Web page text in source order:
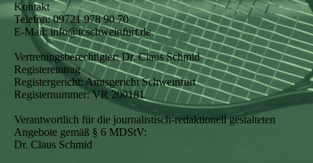
Kontakt
Telefon: 09721 978 90 70
E-Mail: info@tcschweinfurt.de
Vertretungsberechtigter: Dr. Claus Schmid
Registereintrag
Registergericht: Amtsgericht Schweinfurt
Registernummer: VR 200181
Verantwortlich für die journalistisch-redaktionell gestalteten
Angebote gemäß § 6 MDStV:
Dr. Claus Schmid